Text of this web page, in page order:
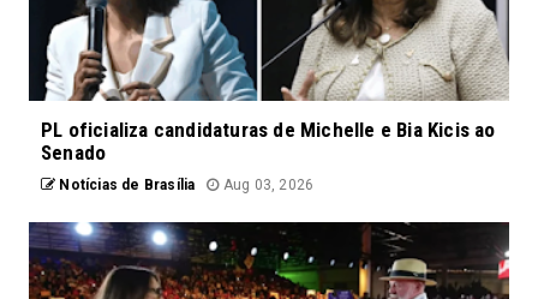
PL oficializa candidaturas de Michelle e Bia Kicis ao
Senado
Notícias de Brasília Aug 03, 2026